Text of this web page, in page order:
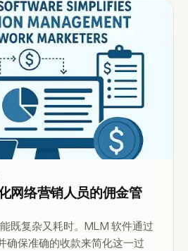
网络营销人员的佣金管
既复杂又耗时。MLM 软件通过
确保准确的收款来简化这一过